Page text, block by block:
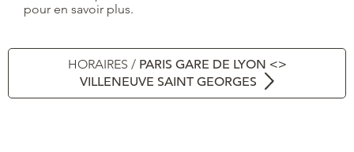
pour en savoir plus.
HORAIRES /PARIS GARE DE LYON <>
VILLENEUVE SAINT GEORGES